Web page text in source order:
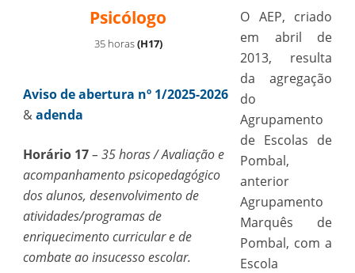
Psicólogo
35 horas(H17)
Aviso de abertura nº 1/2025-2026
&adenda
Horário 17– 35 horas / Avaliação e
acompanhamento psicopedagógico
dos alunos, desenvolvimento de
atividades/programas de
enriquecimento curricular e de
combate ao insucesso escolar.
O AEP, criado
em abril de
2013, resulta
da agregação
do
Agrupamento
de Escolas de
Pombal,
anterior
Agrupamento
Marquês de
Pombal, com a
Escola